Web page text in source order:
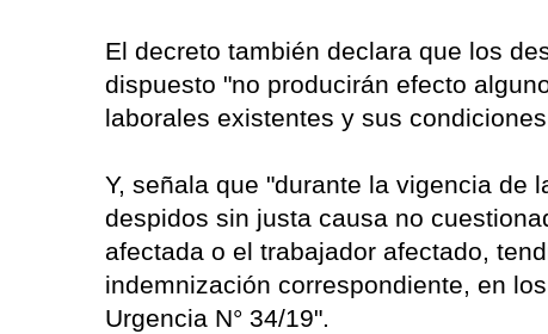
El decreto también declara que los
dispuesto "no producirán efecto
laborales existentes y sus
Y, señala que "durante la vigencia de
despidos sin justa causa no
afectada o el trabajador afectado,
indemnización correspondiente, en
Urgencia N° 34/19".